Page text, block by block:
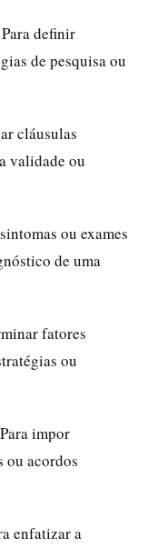
definir
de pesquisa ou
cláusulas
validade ou
ou exames
de uma
fatores
ou
impor
ou acordos
enfatizar a